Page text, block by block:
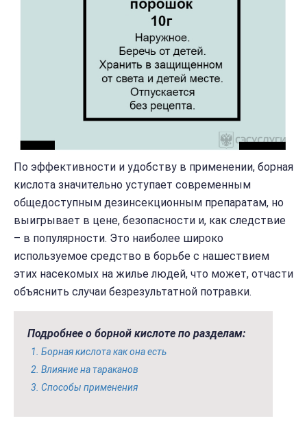
По эффективности и удобству в применении, борная
кислота значительно уступает современным
общедоступным дезинсекционным препаратам, но
выигрывает в цене, безопасности и, как следствие
– в популярности. Это наиболее широко
используемое средство в борьбе с нашествием
этих насекомых на жилье людей, что может, отчасти
объяснить случаи безрезультатной потравки.
Подробнее о борной кислоте по разделам:
Борная кислота как она есть
Влияние на тараканов
Способы применения